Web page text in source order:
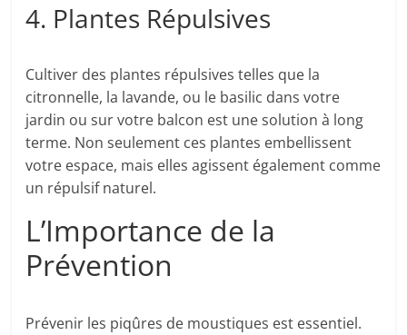
4. Plantes Répulsives
Cultiver des plantes répulsives telles que la
citronnelle, la lavande, ou le basilic dans votre
jardin ou sur votre balcon est une solution à long
terme. Non seulement ces plantes embellissent
votre espace, mais elles agissent également comme
un répulsif naturel.
L’Importance de la
Prévention
Prévenir les piqûres de moustiques est essentiel.